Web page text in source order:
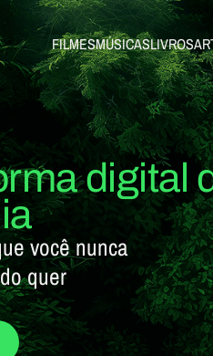
FILMESMÚSICASLIVROS
digital
você nunca
quer